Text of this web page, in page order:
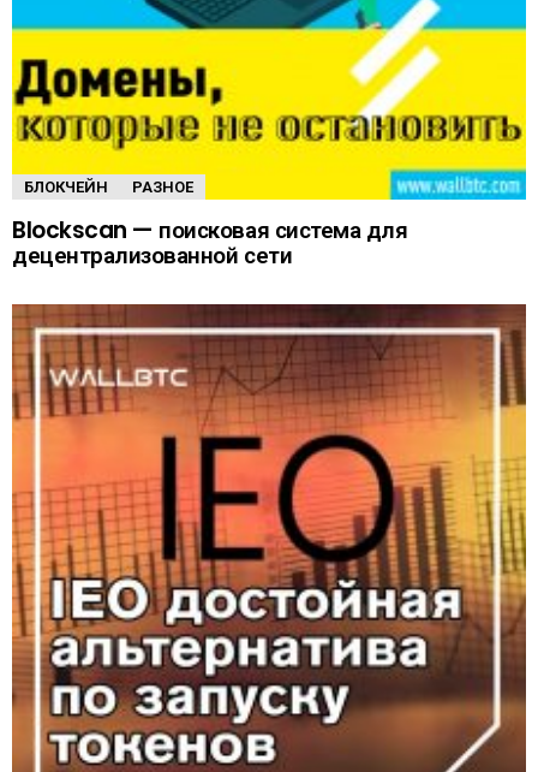
БЛОКЧЕЙН РАЗНОЕ
Blockscan — поисковая система для
децентрализованной сети